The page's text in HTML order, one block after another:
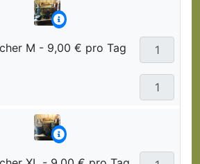
M - 9,00 € pro Tag